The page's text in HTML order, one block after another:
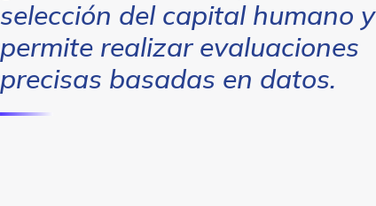
selección del capital humano y
permite realizar evaluaciones
precisas basadas en datos.